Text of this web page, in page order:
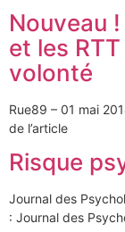
Nouveau
et les
volonté
Rue89 – 01 mai
de l’article
Risque
Journal des
: Journal des